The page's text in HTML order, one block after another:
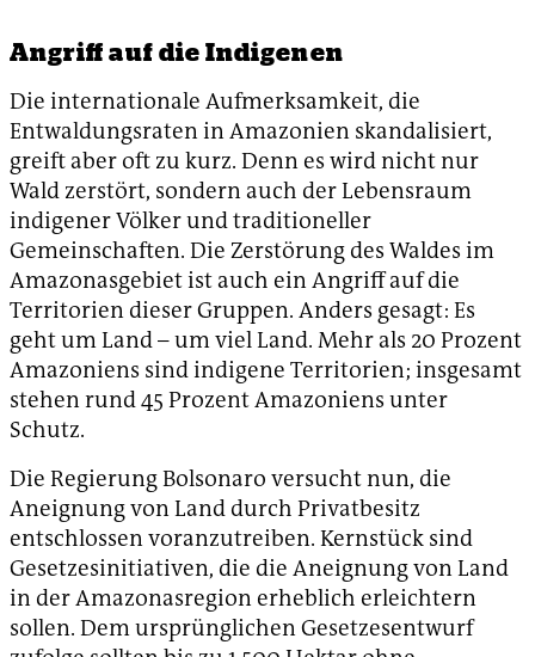
Angriff auf die Indigenen
Die internationale Aufmerksamkeit, die
Entwaldungsraten in Amazonien skandalisiert,
greift aber oft zu kurz. Denn es wird nicht nur
Wald zerstört, sondern auch der Lebensraum
indigener Völker und traditioneller
Gemeinschaften. Die Zerstörung des Waldes im
Amazonasgebiet ist auch ein Angriff auf die
Territorien dieser Gruppen. Anders gesagt: Es
geht um Land – um viel Land. Mehr als 20 Prozent
Amazoniens sind indigene Territorien; insgesamt
stehen rund 45 Prozent Amazoniens unter
Schutz.
Die Regierung Bolsonaro versucht nun, die
Aneignung von Land durch Privatbesitz
entschlossen voranzutreiben. Kernstück sind
Gesetzesinitiativen, die die Aneignung von Land
in der Amazonasregion erheblich erleichtern
sollen. Dem ursprünglichen Gesetzesentwurf